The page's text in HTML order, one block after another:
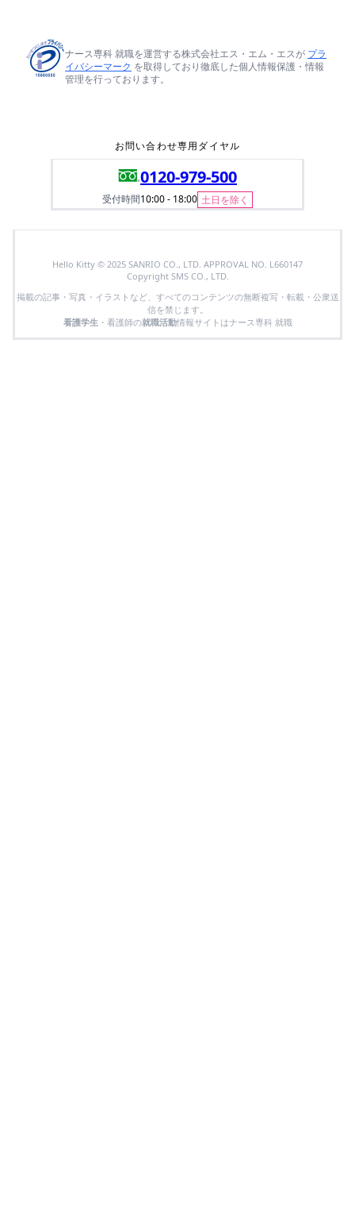
ナース専科 就職を運営する株式会社エス・エム・エスが プラ
イバシーマーク を取得しており徹底した個人情報保護・情報
管理を行っております。
お問い合わせ専用ダイヤル
0120-979-500
受付時間10:00 - 18:00 土日を除く
Hello Kitty © 2025 SANRIO CO., LTD. APPROVAL NO. L660147
Copyright SMS CO., LTD.
掲載の記事・写真・イラストなど、すべてのコンテンツの無断複写・転載・公衆送
信を禁じます。
看護学生 ・看護師の就職活動情報サイトはナース専科 就職